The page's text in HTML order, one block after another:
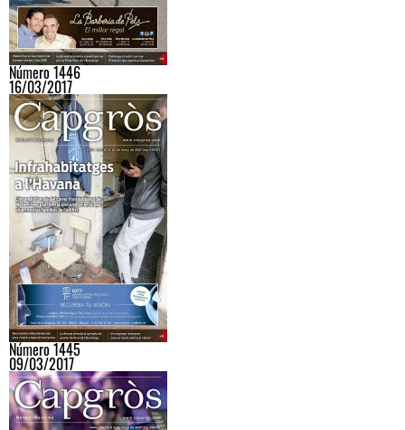
Número 1446
16/03/2017
Número 1445
09/03/2017